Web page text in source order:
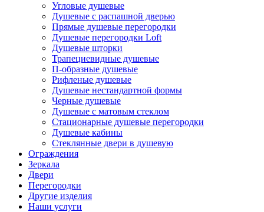
Угловые душевые
Душевые с распашной дверью
Прямые душевые перегородки
Душевые перегородки Loft
Душевые шторки
Трапециевидные душевые
П-образные душевые
Рифленые душевые
Душевые нестандартной формы
Черные душевые
Душевые с матовым стеклом
Стационарные душевые перегородки
Душевые кабины
Стеклянные двери в душевую
Ограждения
Зеркала
Двери
Перегородки
Другие изделия
Наши услуги